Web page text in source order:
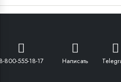
8-800-555-18-17 Написать